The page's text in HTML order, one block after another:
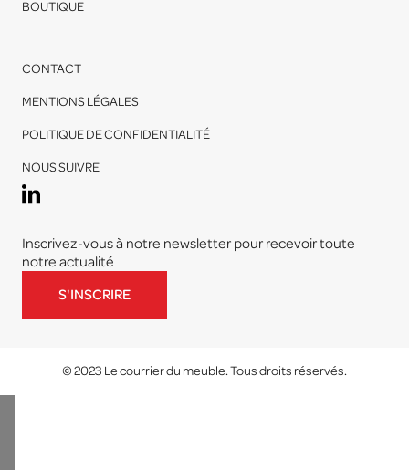
BOUTIQUE
CONTACT
MENTIONS LÉGALES
POLITIQUE DE CONFIDENTIALITÉ
NOUS SUIVRE
Inscrivez-vous à notre newsletter pour recevoir toute
notre actualité
S'INSCRIRE
© 2023 Le courrier du meuble. Tous droits réservés.